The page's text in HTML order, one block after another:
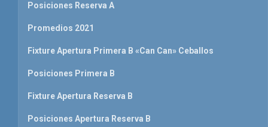
Posiciones Reserva A
Promedios 2021
Fixture Apertura Primera B «Can Can» Ceballos
Posiciones Primera B
Fixture Apertura Reserva B
Posiciones Apertura Reserva B